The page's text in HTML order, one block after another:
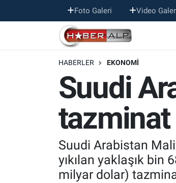
Foto Galeri Video
HABERLER EKONOMİ
Suudi
tazminat
Suudi Arabistan
yıkılan yaklaşık
milyar dolar)
Nöbetçi Eczaneler
Hava Durumu
Trafik Durumu
Süper Lig Puan Durumu ve Fikstür
Tüm Manşetler
Son Dakika Haberleri